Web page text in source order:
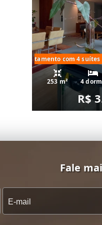
Apartamento com 4 suítes
253 m² 4
R$
Fale